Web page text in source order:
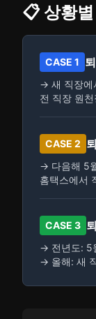
📋 상황
CASE 1
→ 새 직장에
전 직장 원
CASE 2
→ 다음해 5
홈택스에서
CASE 3
→ 전년도: 5
→ 올해: 새